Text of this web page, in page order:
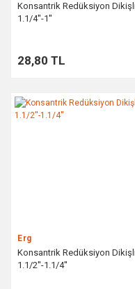
Konsantrik Redüksiyon
1.1/4''-1''
28,80 TL
Erg
Konsantrik Redüksiyon
1.1/2''-1.1/4''